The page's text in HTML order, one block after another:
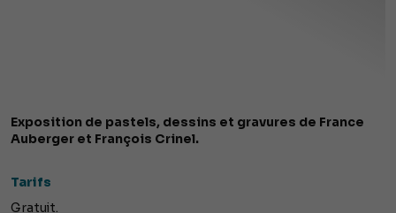
Exposition de pastels, dessins et gravures de France
Auberger et François Crinel.
Tarifs
Gratuit.